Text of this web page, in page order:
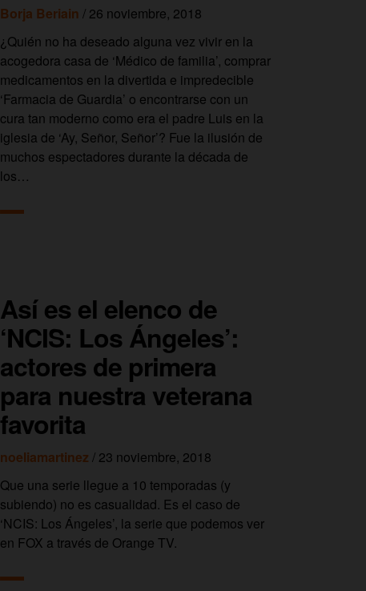
Borja Beriain / 26 noviembre, 2018
¿Quién no ha deseado alguna vez vivir en la
acogedora casa de ‘Médico de familia’, comprar
medicamentos en la divertida e impredecible
‘Farmacia de Guardia’ o encontrarse con un
cura tan moderno como era el padre Luis en la
iglesia de ‘Ay, Señor, Señor’? Fue la ilusión de
muchos espectadores durante la década de
los…
Así es el elenco de
‘NCIS: Los Ángeles’:
actores de primera
para nuestra veterana
favorita
noeliamartinez / 23 noviembre, 2018
Que una serie llegue a 10 temporadas (y
subiendo) no es casualidad. Es el caso de
‘NCIS: Los Ángeles’, la serie que podemos ver
en FOX a través de Orange TV.